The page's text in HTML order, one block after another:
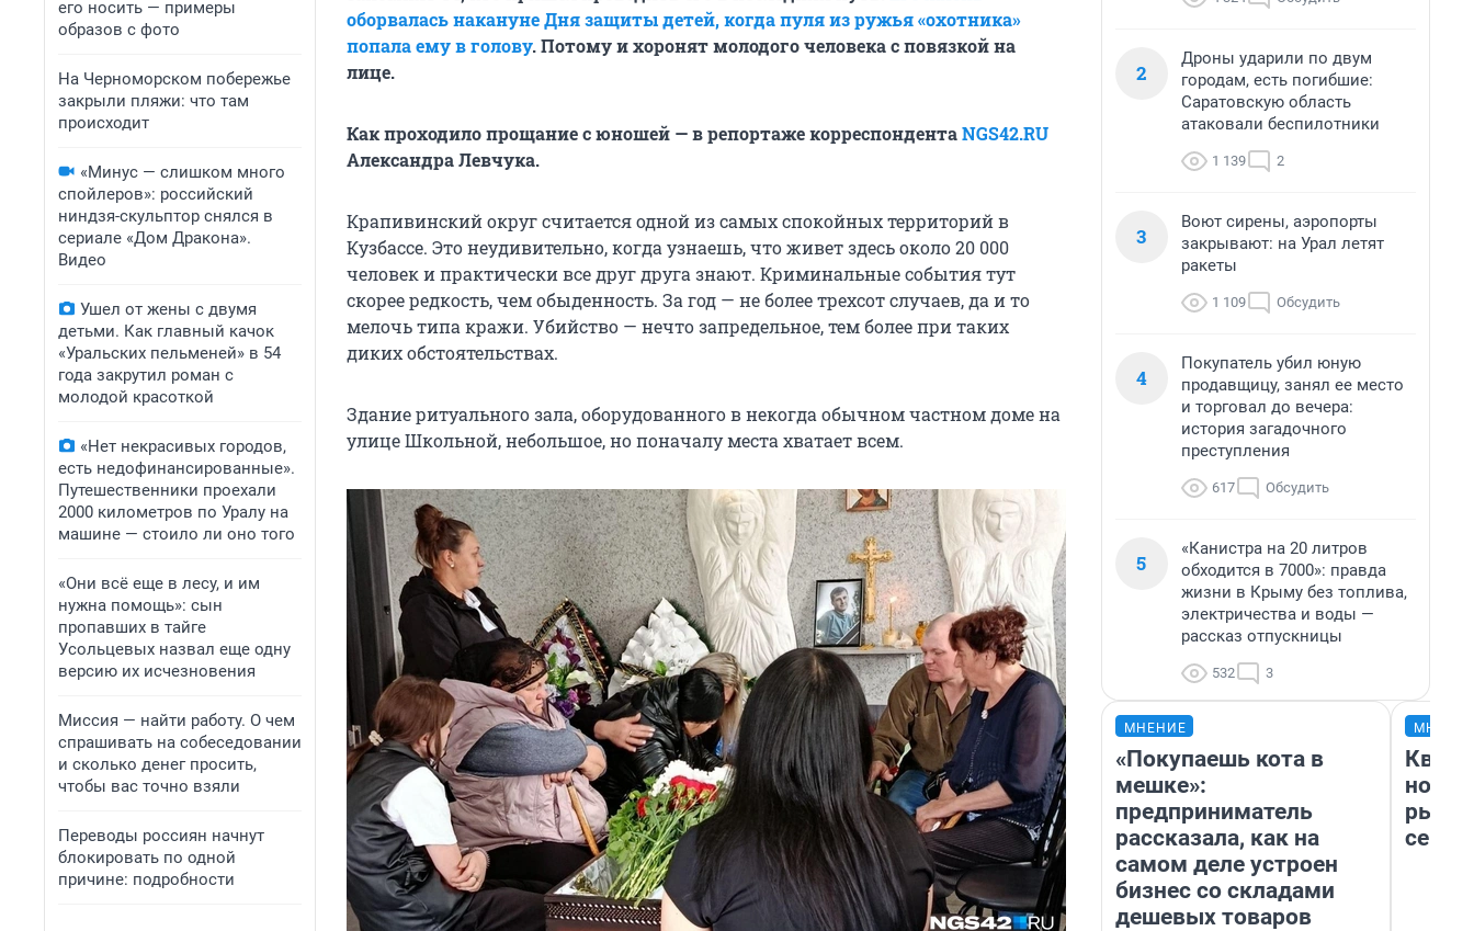
его носить — примеры
образов с фото
На Черноморском побережье
закрыли пляжи: что там
происходит
«Минус — слишком много
спойлеров»: российский
ниндзя-скульптор снялся в
сериале «Дом Дракона».
Видео
Ушел от жены с двумя
детьми. Как главный качок
«Уральских пельменей» в 54
года закрутил роман с
молодой красоткой
«Нет некрасивых городов,
есть недофинансированные».
Путешественники проехали
2000 километров по Уралу на
машине — стоило ли оно того
«Они всё еще в лесу, и им
нужна помощь»: сын
пропавших в тайге
Усольцевых назвал еще одну
версию их исчезновения
Миссия — найти работу. О чем
спрашивать на собеседовании
и сколько денег просить,
чтобы вас точно взяли
Переводы россиян начнут
блокировать по одной
причине: подробности
оборвалась накануне Дня защиты детей, когда пуля из ружья «охотника»
попала ему в голову. Потому и хоронят молодого человека с повязкой на
лице.
Как проходило прощание с юношей — в репортаже корреспондентаNGS42.RU
Александра Левчука.
Крапивинский округ считается одной из самых спокойных территорий в
Кузбассе. Это неудивительно, когда узнаешь, что живет здесь около 20 000
человек и практически все друг друга знают. Криминальные события тут
скорее редкость, чем обыденность. За год — не более трехсот случаев, да и то
мелочь типа кражи. Убийство — нечто запредельное, тем более при таких
диких обстоятельствах.
Здание ритуального зала, оборудованного в некогда обычном частном доме на
улице Школьной, небольшое, но поначалу места хватает всем.
2
Дроны ударили по двум
городам, есть погибшие:
Саратовскую область
атаковали беспилотники
1 139 2
3
Воют сирены, аэропорты
закрывают: на Урал летят
ракеты
1 109 Обсудить
4
Покупатель убил юную
продавщицу, занял ее место
и торговал до вечера:
история загадочного
преступления
617 Обсудить
5
«Канистра на 20 литров
обходится в 7000»: правда
жизни в Крыму без топлива,
электричества и воды —
рассказ отпускницы
532 3
МНЕНИЕ
«Покупаешь кота в
мешке»:
предприниматель
рассказала, как на
самом деле устроен
бизнес со складами
дешевых товаров
но